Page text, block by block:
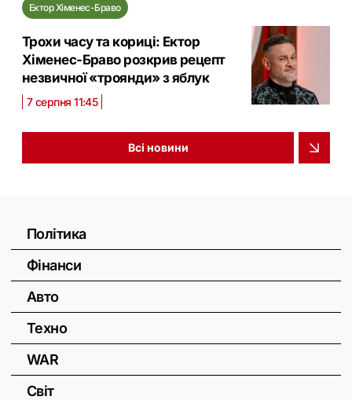
Ектор Хіменес-Браво
Трохи часу та кориці: Ектор
Хіменес-Браво розкрив рецепт
незвичної «троянди» з яблук
7 серпня 11:45
Всі новини
Політика
Фінанси
Авто
Техно
WAR
Світ